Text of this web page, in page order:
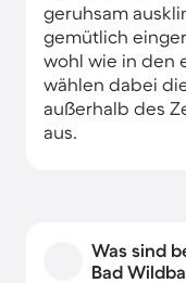
geruhsam
gemütlich
wohl wie in den
wählen dabei
außerhalb des
aus.
Was sind
Bad